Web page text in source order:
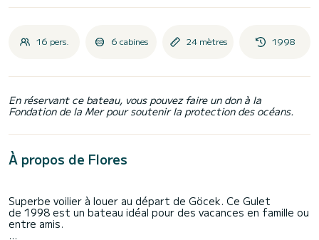
16 pers. 6 cabines 24 mètres 1998
En réservant ce bateau, vous pouvez faire un don à la
Fondation de la Mer pour soutenir la protection des océans.
À propos de Flores
Superbe voilier à louer au départ de Göcek. Ce Gulet
de 1998 est un bateau idéal pour des vacances en famille ou
entre amis.